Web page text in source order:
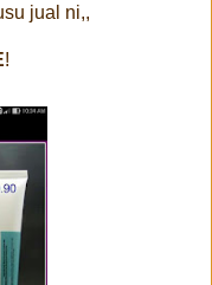
jual ni,,
!